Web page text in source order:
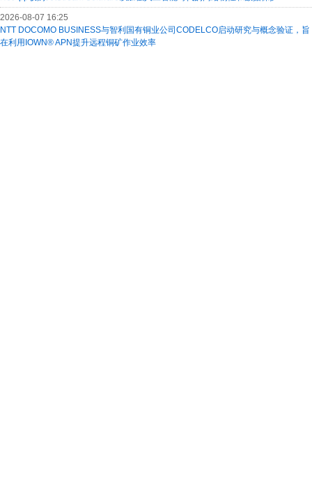
2026-08-07 16:25
NTT DOCOMO BUSINESS与智利国有铜业公司CODELCO启动研究与概念验证，旨
在利用IOWN® APN提升远程铜矿作业效率